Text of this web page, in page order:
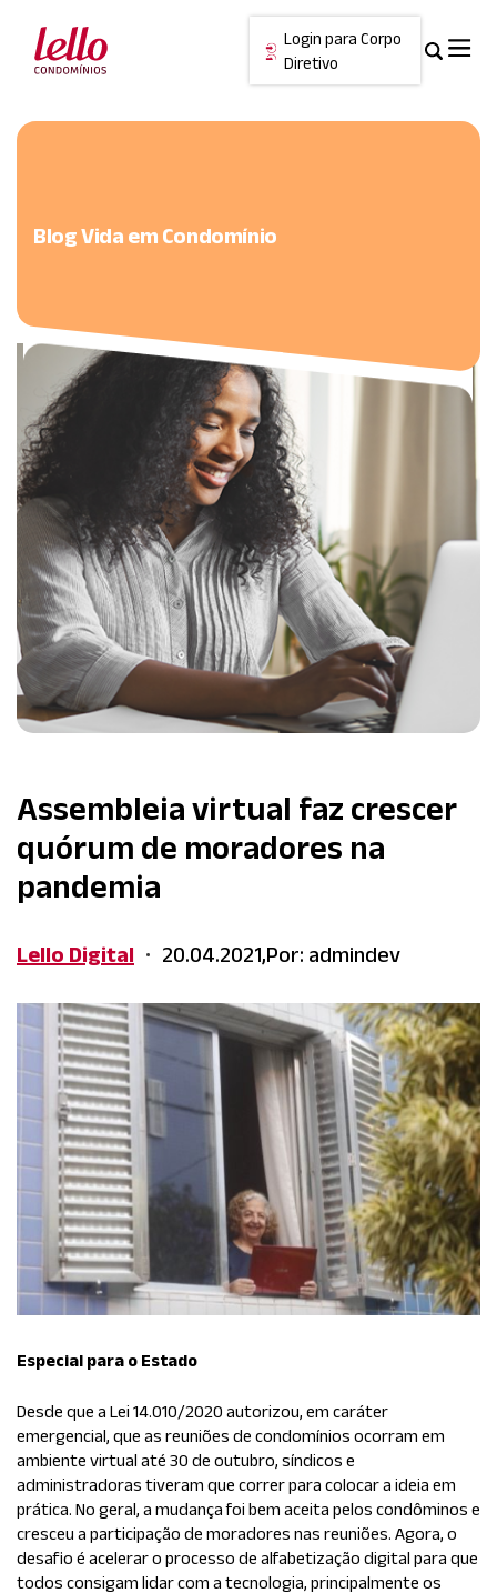
Login para Corpo
Diretivo
Cancelar
Blog Vida em Condomínio
Assembleia virtual faz crescer
quórum de moradores na
pandemia
Lello Digital • 20.04.2021,Por: admindev
Especial para o Estado
Desde que a Lei 14.010/2020 autorizou, em caráter
emergencial, que as reuniões de condomínios ocorram em
ambiente virtual até 30 de outubro, síndicos e
administradoras tiveram que correr para colocar a ideia em
prática. No geral, a mudança foi bem aceita pelos condôminos e
cresceu a participação de moradores nas reuniões. Agora, o
desafio é acelerar o processo de alfabetização digital para que
todos consigam lidar com a tecnologia, principalmente os